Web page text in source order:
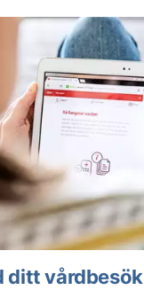
ditt vårdbesök